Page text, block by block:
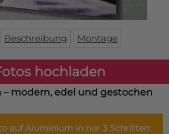
Beschreibung Montage
hochladen
modern, edel und gestochen
auf Aluminium in nur 3 Schritten: